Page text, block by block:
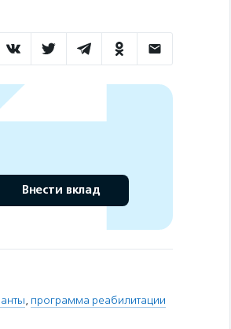
Внести вклад
, программа реабилитации